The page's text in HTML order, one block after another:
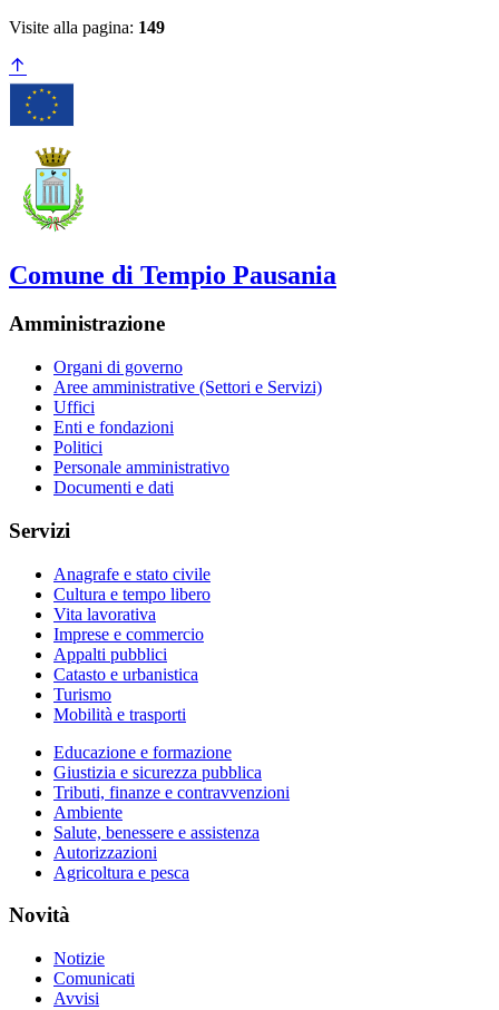
Visite alla pagina: 149
Comune di Tempio Pausania
Amministrazione
Organi di governo
Aree amministrative (Settori e Servizi)
Uffici
Enti e fondazioni
Politici
Personale amministrativo
Documenti e dati
Servizi
Anagrafe e stato civile
Cultura e tempo libero
Vita lavorativa
Imprese e commercio
Appalti pubblici
Catasto e urbanistica
Turismo
Mobilità e trasporti
Educazione e formazione
Giustizia e sicurezza pubblica
Tributi, finanze e contravvenzioni
Ambiente
Salute, benessere e assistenza
Autorizzazioni
Agricoltura e pesca
Novità
Notizie
Comunicati
Avvisi